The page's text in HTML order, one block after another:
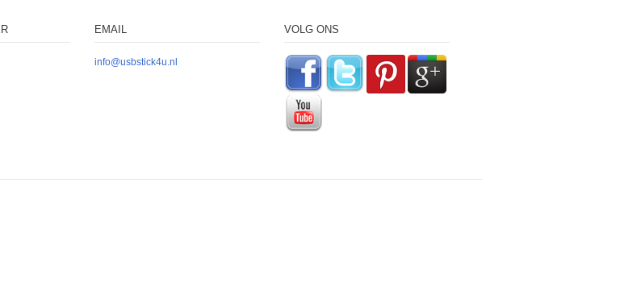
EMAIL
info@usbstick4u.nl
VOLG ONS